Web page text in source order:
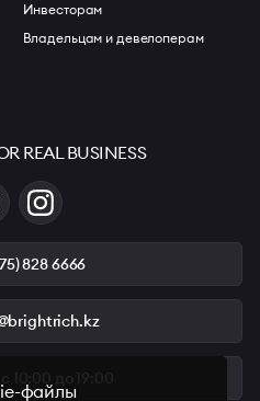
Инвесторам
Владельцам и девелоперам
REAL BUSINESS
828 6666
файлы